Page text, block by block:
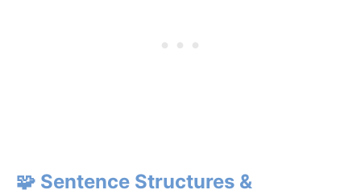
🧩 Sentence Structures &